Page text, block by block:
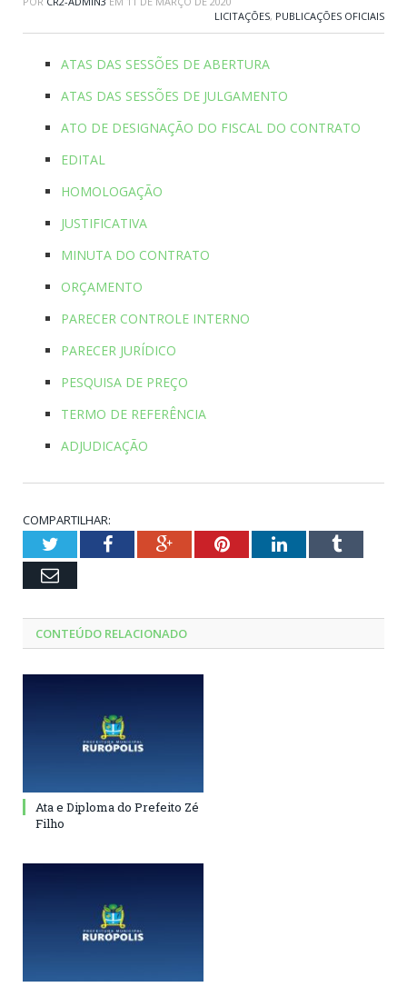
LICITAÇÕES, PUBLICAÇÕES OFICIAIS
ATAS DAS SESSÕES DE ABERTURA
ATAS DAS SESSÕES DE JULGAMENTO
ATO DE DESIGNAÇÃO DO FISCAL DO CONTRATO
EDITAL
HOMOLOGAÇÃO
JUSTIFICATIVA
MINUTA DO CONTRATO
ORÇAMENTO
PARECER CONTROLE INTERNO
PARECER JURÍDICO
PESQUISA DE PREÇO
TERMO DE REFERÊNCIA
ADJUDICAÇÃO
COMPARTILHAR:
TwitterFacebookGoogle+PinterestLinkedInTumblr
Email
CONTEÚDO RELACIONADO
Ata e Diploma do Prefeito Zé
Filho